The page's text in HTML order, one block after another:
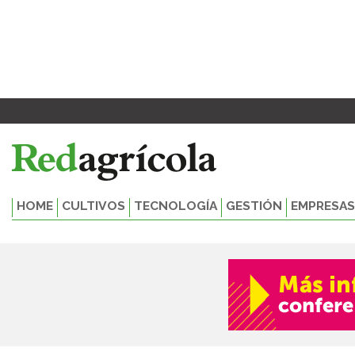
HOME CULTIVOS TECNOLOGÍA GESTIÓN EMPRESAS